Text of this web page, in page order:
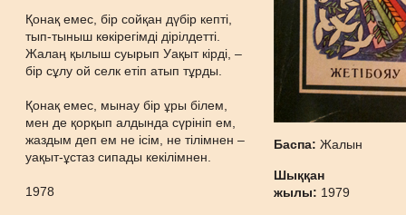
Қонақ емес, бір сойқан дүбір кепті,
тып-тыныш көкірегімді дірілдетті.
Жалаң қылыш суырып Уақыт кірді, –
бір сұлу ой селк етіп атып тұрды.
Қонақ емес, мынау бір ұры білем,
мен де қорқып алдында сүрініп ем,
жаздым деп ем не ісім, не тілімнен –
уақыт-ұстаз сипады кекілімнен.
1978
Баспа:Жалын
Шыққан
жылы: 1979